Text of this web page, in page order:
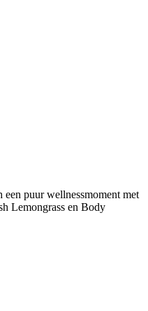
puur wellnessmoment met
Lemongrass en Body